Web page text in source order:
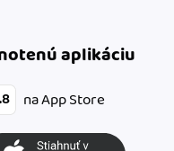
aplikáciu
na App Store